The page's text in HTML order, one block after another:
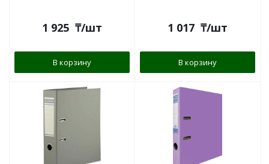
1 925 ₸/шт
В корзину
1 017 ₸/шт
В корзину